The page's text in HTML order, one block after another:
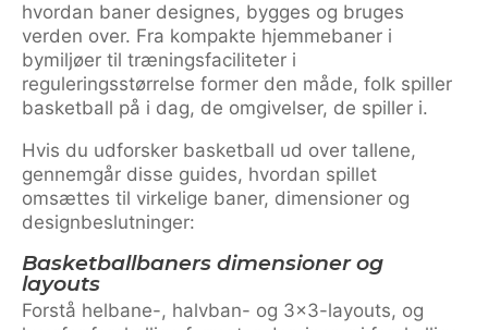
hvordan baner designes, bygges og bruges
verden over. Fra kompakte hjemmebaner i
bymiljøer til træningsfaciliteter i
reguleringsstørrelse former den måde, folk spiller
basketball på i dag, de omgivelser, de spiller i.
Hvis du udforsker basketball ud over tallene,
gennemgår disse guides, hvordan spillet
omsættes til virkelige baner, dimensioner og
designbeslutninger:
Basketballbaners dimensioner og
layouts
Forstå helbane-, halvban- og 3×3-layouts, og